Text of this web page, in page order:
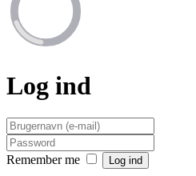
Log ind
Remember me